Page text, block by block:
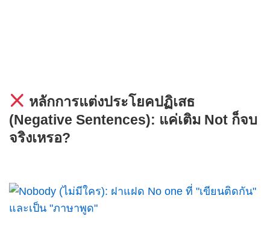
หลักการแต่งประโยคปฏิเสธ
(Negative Sentences): แค่เติม Not ก็จบ
จริงเหรอ?